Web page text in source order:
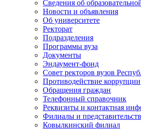
Сведения об
Новости и объявления
Об университете
Ректорат
Подразделения
Программы вуза
Документы
Эндаумент-фонд
Совет ректоров вузов
Противодействие коррупции
Обращения граждан
Телефонный справочник
Реквизиты и контактная
Филиалы и
Ковылкинский филиал